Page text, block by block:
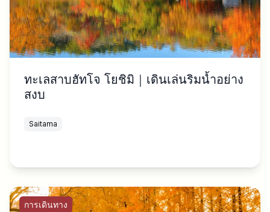
ทะเลสาบฮัทโจ โยชิมิ｜เดินเล่นริมน้ำอย่าง
สงบ
Saitama
การเดินทาง